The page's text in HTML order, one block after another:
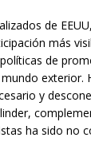
de
más
de
exterior.
y
ha sido no